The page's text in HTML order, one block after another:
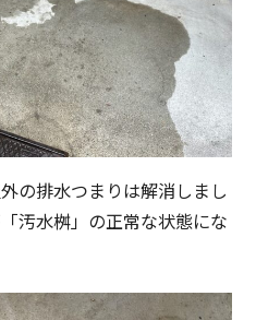
の排水つまりは解消しまし
汚水桝」の正常な状態にな